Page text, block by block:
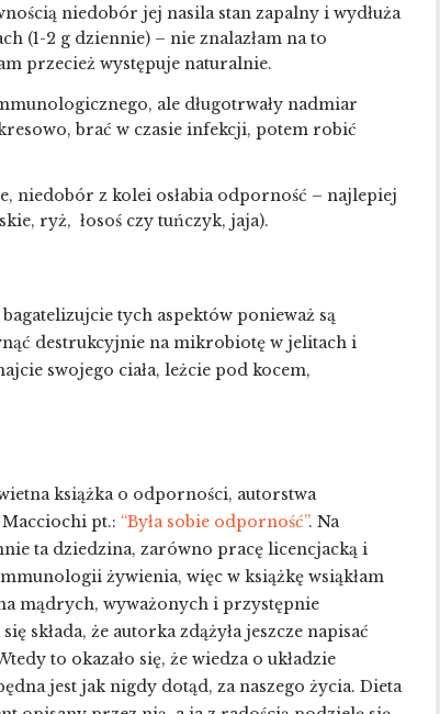
niedobór jej nasila stan zapalny i wydłuża
(1-2 g dziennie) – nie znalazłam na to
przecież występuje naturalnie.
ale długotrwały nadmiar
brać w czasie infekcji, potem robić
niedobór z kolei osłabia odporność – najlepiej
ryż, łosoś czy tuńczyk, jaja).
bagatelizujcie tych aspektów ponieważ są
destrukcyjnie na mikrobiotę w jelitach i
swojego ciała, leżcie pod kocem,
książka o odporności, autorstwa
pt.: “Była sobie odporność”. Na
ta dziedzina, zarówno pracę licencjacką i
żywienia, więc w książkę wsiąkłam
mądrych, wyważonych i przystępnie
składa, że autorka zdążyła jeszcze napisać
to okazało się, że wiedza o układzie
jest jak nigdy dotąd, za naszego życia. Dieta